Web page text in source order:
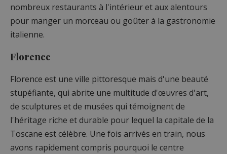
nombreux restaurants à l'intérieur et aux alentours
pour manger un morceau ou goûter à la gastronomie
italienne.
Florence
Florence est une ville pittoresque mais d'une beauté
stupéfiante, qui abrite une multitude d'œuvres d'art,
de sculptures et de musées qui témoignent de
l'héritage riche et durable pour lequel la capitale de la
Toscane est célèbre. Une fois arrivés en train, nous
avons rapidement compris pourquoi le centre